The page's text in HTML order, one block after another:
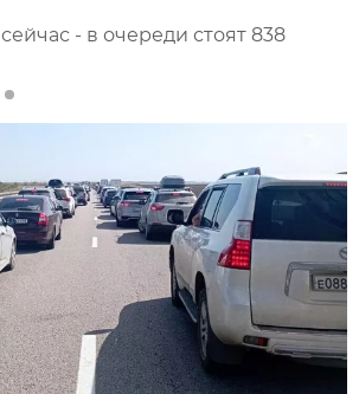
- в очереди стоят 838